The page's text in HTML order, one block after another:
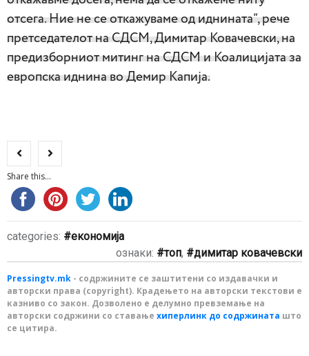
отсега. Ние не се откажуваме од иднината“, рече
претседателот на СДСМ, Димитар Ковачевски, на
предизборниот митинг на СДСМ и Коалицијата за
европска иднина во Демир Капија.
Share this...
categories:
економија
ознаки:
топ, димитар ковачевски
Pressingtv.mk - содржините се заштитени со издавачки и
авторски права (copyright). Крадењето на авторски текстови е
казниво со закон. Дозволено е делумно превземање на
авторски содржини со ставање хиперлинк до содржината што
се цитира.